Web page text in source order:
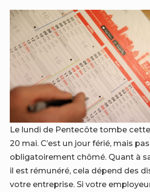
Le lundi de Pentecôte tombe
20 mai. C’est un jour férié, mais pas
obligatoirement chômé. Quant à
il est rémunéré, cela dépend des
votre entreprise. Si votre